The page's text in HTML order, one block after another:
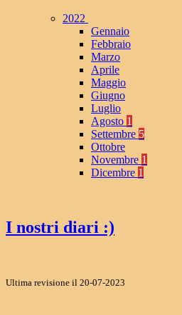
2022
Gennaio
Febbraio
Marzo
Aprile
Maggio
Giugno
Luglio
Agosto 1
Settembre 5
Ottobre
Novembre 1
Dicembre 1
I nostri diari :)
Ultima revisione il 20-07-2023